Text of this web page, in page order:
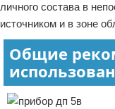
личного состава в
источником и в зоне
Общие